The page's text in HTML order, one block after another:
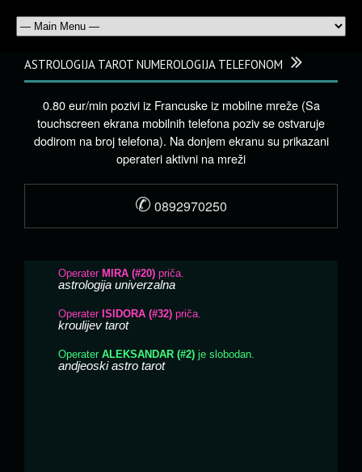
ASTROLOGIJA TAROT NUMEROLOGIJA TELEFONOM
0.80 eur/min pozivi iz Francuske iz mobilne mreže (Sa
touchscreen ekrana mobilnih telefona poziv se ostvaruje
dodirom na broj telefona). Na donjem ekranu su prikazani
operateri aktivni na mreži
✆ 0892970250